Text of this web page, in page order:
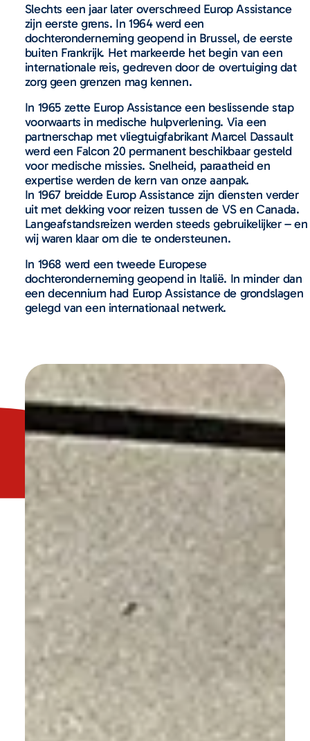
Slechts een jaar later overschreed Europ Assistance
zijn eerste grens. In 1964 werd een
dochteronderneming geopend in Brussel, de eerste
buiten Frankrijk. Het markeerde het begin van een
internationale reis, gedreven door de overtuiging dat
zorg geen grenzen mag kennen.
In 1965 zette Europ Assistance een beslissende stap
voorwaarts in medische hulpverlening. Via een
partnerschap met vliegtuigfabrikant Marcel Dassault
werd een Falcon 20 permanent beschikbaar gesteld
voor medische missies. Snelheid, paraatheid en
expertise werden de kern van onze aanpak.
In 1967 breidde Europ Assistance zijn diensten verder
uit met dekking voor reizen tussen de VS en Canada.
Langeafstandsreizen werden steeds gebruikelijker – en
wij waren klaar om die te ondersteunen.
In 1968 werd een tweede Europese
dochteronderneming geopend in Italië. In minder dan
een decennium had Europ Assistance de grondslagen
gelegd van een internationaal netwerk.